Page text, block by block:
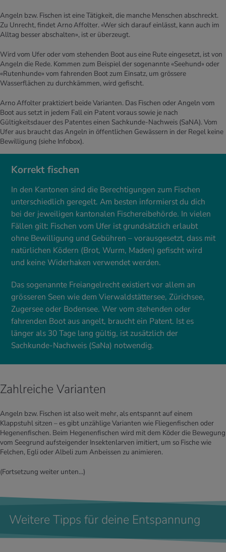
Korrekt fischen
In den Kantonen sind die Berechtigungen zum Fischen
unterschiedlich geregelt. Am besten informierst du dich
bei der jeweiligen kantonalen Fischereibehörde. In vielen
Fällen gilt: Fischen vom Ufer ist grundsätzlich erlaubt
ohne Bewilligung und Gebühren – vorausgesetzt, dass mit
natürlichen Ködern (Brot, Wurm, Maden) gefischt wird
und keine Widerhaken verwendet werden.
Das sogenannte Freiangelrecht existiert vor allem an
grösseren Seen wie dem Vierwaldstättersee, Zürichsee,
Zugersee oder Bodensee. Wer vom stehenden oder
fahrenden Boot aus angelt, braucht ein Patent. Ist es
länger als 30 Tage lang gültig, ist zusätzlich der
Sachkunde-Nachweis (SaNa) notwendig.
Angeln bzw. Fischen ist eine Tätigkeit, die manche Menschen abschreckt.
Zu Unrecht, findet Arno Affolter. «Wer sich darauf einlässt, kann auch im
Alltag besser abschalten», ist er überzeugt.
Wird vom Ufer oder vom stehenden Boot aus eine Rute eingesetzt, ist von
Angeln die Rede. Kommen zum Beispiel der sogenannte «Seehund» oder
«Rutenhunde» vom fahrenden Boot zum Einsatz, um grössere
Wasserflächen zu durchkämmen, wird gefischt.
Arno Affolter praktiziert beide Varianten. Das Fischen oder Angeln vom
Boot aus setzt in jedem Fall ein Patent voraus sowie je nach
Gültigkeitsdauer des Patentes einen Sachkunde-Nachweis (SaNA). Vom
Ufer aus braucht das Angeln in öffentlichen Gewässern in der Regel keine
Bewilligung (siehe Infobox).
Zahlreiche Varianten
Angeln bzw. Fischen ist also weit mehr, als entspannt auf einem
Klappstuhl sitzen – es gibt unzählige Varianten wie Fliegenfischen oder
Hegenenfischen. Beim Hegenenfischen wird mit dem Köder die Bewegung
vom Seegrund aufsteigender Insektenlarven imitiert, um so Fische wie
Felchen, Egli oder Albeli zum Anbeissen zu animieren.
(Fortsetzung weiter unten…)
Weitere Tipps für deine Entspannung